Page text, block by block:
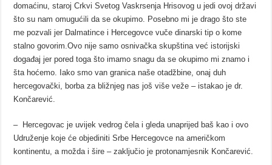
domaćinu, staroj Crkvi Svetog Vaskrsenja Hrisovog u jedi ovoj državi
što su nam omugućili da se okupimo. Posebno mi je drago što ste
me pozvali jer Dalmatince i Hercegovce vuče dinarski tip o kome
stalno govorim.Ovo nije samo osnivačka skupština već istorijski
događaj jer pored toga što imamo snagu da se okupimo mi znamo i
šta hoćemo. Iako smo van granica naše otadžbine, onaj duh
hercegovački, borba za bližnjeg nas još više veže – istakao je dr.
Končarević.
– Hercegovac je uvijek vedrog čela i gleda unaprijed baš kao i ovo
Udruženje koje će objediniti Srbe Hercegovce na američkom
kontinentu, a možda i šire – zaključio je protonamjesnik Končarević.